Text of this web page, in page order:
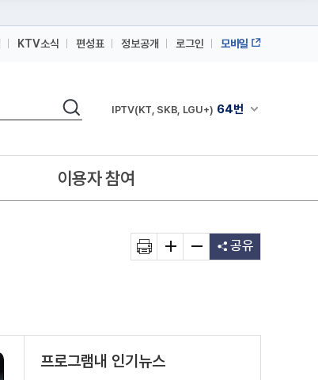
KTV소식 편성표 정보공개 로그인 모바일
검색 채널안내 펼쳐
IPTV(KT, SKB, LGU+) 64번
IPTV(KT, SKB, LGU+)
이용자 참여
공유
프로그램내 인기뉴스